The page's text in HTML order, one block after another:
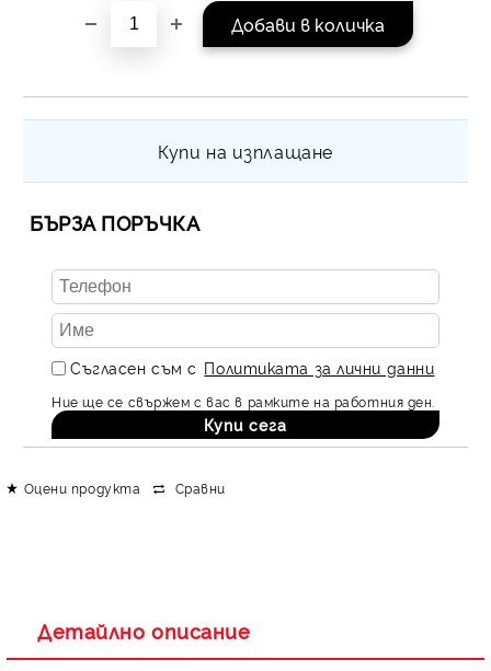
Купи на изплащане
За покупки на
/ €1022.61
БЪРЗА ПОРЪЧКА
Съгласен съм с Политиката за лични данни
Ние ще се свържем с вас в рамките на работния ден.
Оцени продукта Сравни
Детайлно описание